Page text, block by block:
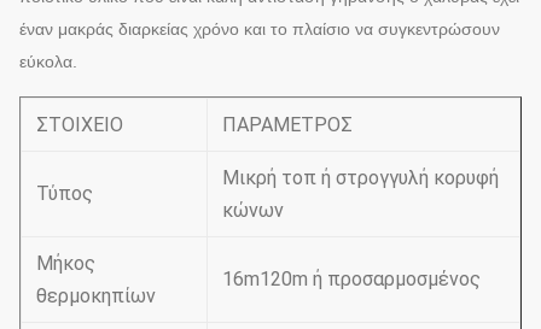
έναν μακράς διαρκείας χρόνο και το πλαίσιο να συγκεντρώσουν
εύκολα.
ΣΤΟΙΧΕΙΟ ΠΑΡΑΜΕΤΡΟΣ
Τύπος
Μικρή τοπ ή στρογγυλή κορυφή
κώνων
Μήκος
θερμοκηπίων
16m120m ή προσαρμοσμένος